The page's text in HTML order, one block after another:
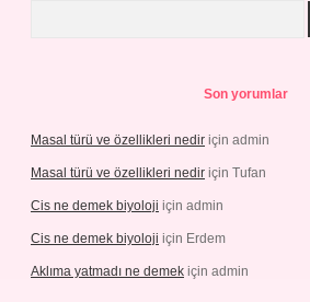
Son yorumlar
Masal türü ve özellikleri nedir için admin
Masal türü ve özellikleri nedir için Tufan
Cis ne demek biyoloji için admin
Cis ne demek biyoloji için Erdem
Aklıma yatmadı ne demek için admin